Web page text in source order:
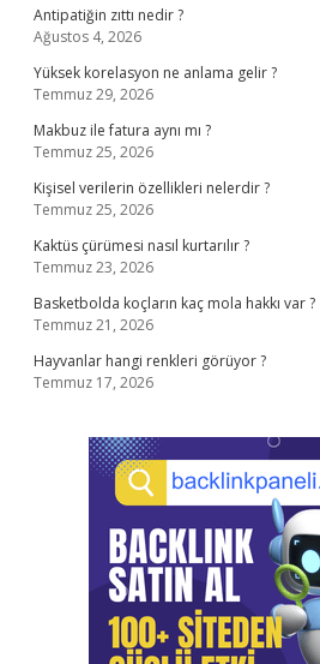
Antipatiğin zıttı nedir ?
Ağustos 4, 2026
Yüksek korelasyon ne anlama gelir ?
Temmuz 29, 2026
Makbuz ile fatura aynı mı ?
Temmuz 25, 2026
Kişisel verilerin özellikleri nelerdir ?
Temmuz 25, 2026
Kaktüs çürümesi nasıl kurtarılır ?
Temmuz 23, 2026
Basketbolda koçların kaç mola hakkı var ?
Temmuz 21, 2026
Hayvanlar hangi renkleri görüyor ?
Temmuz 17, 2026